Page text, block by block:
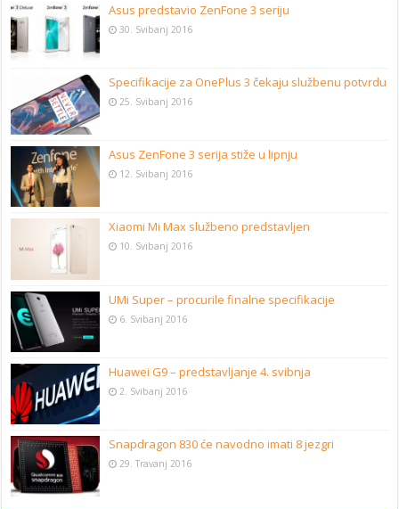
Asus predstavio ZenFone 3 seriju
30. Svibanj 2016
Specifikacije za OnePlus 3 čekaju službenu potvrdu
25. Svibanj 2016
Asus ZenFone 3 serija stiže u lipnju
12. Svibanj 2016
Xiaomi Mi Max službeno predstavljen
10. Svibanj 2016
UMi Super – procurile finalne specifikacije
6. Svibanj 2016
Huawei G9 – predstavljanje 4. svibnja
2. Svibanj 2016
Snapdragon 830 će navodno imati 8 jezgri
29. Travanj 2016